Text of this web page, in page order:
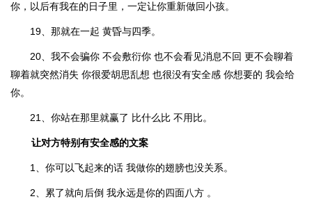
你，以后有我在的日子里，一定让你重新做回小孩。
19、那就在一起 黄昏与四季。
20、我不会骗你 不会敷衍你 也不会看见消息不回 更不会聊着
聊着就突然消失 你很爱胡思乱想 也很没有安全感 你想要的 我会给
你。
21、你站在那里就赢了 比什么比 不用比。
让对方特别有安全感的文案
1、你可以飞起来的话 我做你的翅膀也没关系。
2、累了就向后倒 我永远是你的四面八方 。